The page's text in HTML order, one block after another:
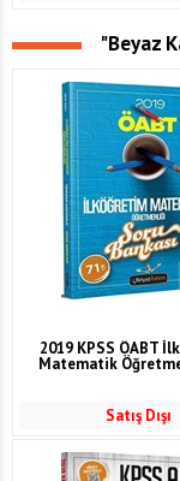
"Beyaz
2019 KPSS ÖABT
Matematik
Satış Dışı